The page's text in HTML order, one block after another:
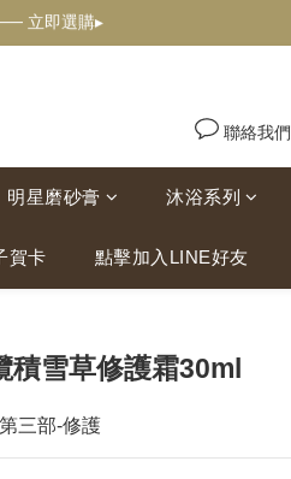
選購▸
索▸
聯絡我們
明星磨砂膏 沐浴系列
賀卡 點擊加入LINE好友
積雪草修護霜30ml
三部-修護